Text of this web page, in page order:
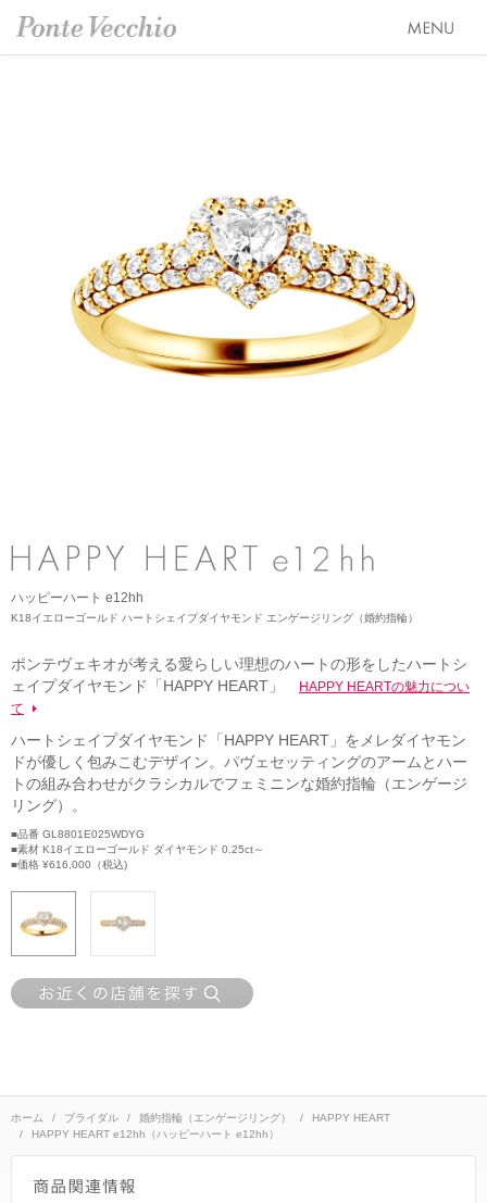
PURE PLATINUM 999（ピュアプラチナ999）
LIMITED COLLECTION（リミテッドコレクション）
WATCH COLLECTION（ウォッチコレクション／時計）
BACI（バチ／一粒ダイヤモンドジュエリー）
EME（エメ／着せ替えネックレス）
PURE 10（ピュアテン）
BIRTHSTONE（バースストーン／誕生石シリーズ）
MORE...
婚約指輪（エンゲージリング）
結婚指輪（マリッジリング）
レイヤード特集
HAPPY HEARTの魅力
ブライダルサービス
婚約指輪・結婚指輪よくあるご質問
会社情報 トップ
ブランドスローガン
ブランドポジション
ニュース&キャンペーン
ピアス
イヤーカフ
イヤリング
ブレスレット
ハッピーハート e12hh
K18イエローゴールド ハートシェイプダイヤモンド エンゲージリング（婚約指輪）
ポンテヴェキオが考える愛らしい理想のハートの形をしたハートシ
ェイプダイヤモンド「HAPPY HEART」
HAPPY HEARTの魅力につい
て
ハートシェイプダイヤモンド「HAPPY HEART」をメレダイヤモン
ドが優しく包みこむデザイン。パヴェセッティングのアームとハー
トの組み合わせがクラシカルでフェミニンな婚約指輪（エンゲージ
リング）。
■品番 GL8801E025WDYG
■素材 K18イエローゴールド ダイヤモンド 0.25ct～
■価格 ¥616,000（税込)
ホーム ブライダル 婚約指輪（エンゲージリング）
HAPPY HEART
HAPPY HEART e12hh（ハッピーハート e12hh）